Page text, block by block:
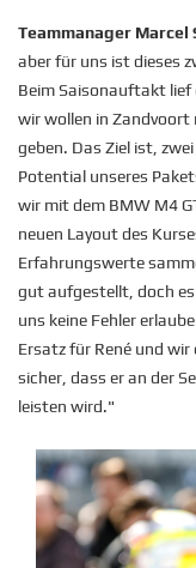
Teammanager Marcel
aber für uns ist dieses
Beim Saisonauftakt lief
wir wollen in
geben. Das Ziel ist,
Potential unseres
wir mit dem BMW M4
neuen Layout des
Erfahrungswerte
gut aufgestellt, doch
uns keine Fehler
Ersatz für René und
sicher, dass er an der
leisten wird."